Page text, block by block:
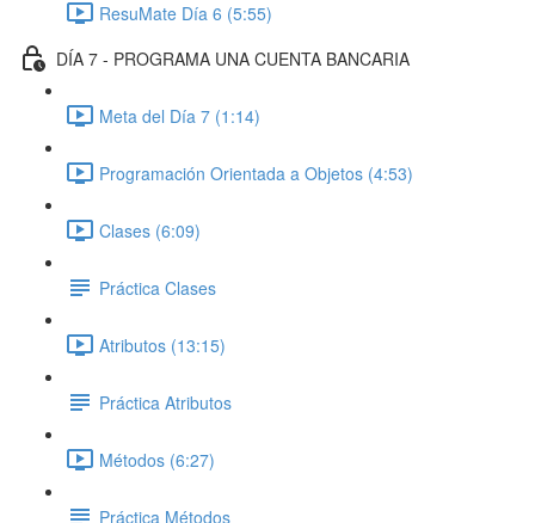
ResuMate Día 6 (5:55)
DÍA 7 - PROGRAMA UNA CUENTA BANCARIA
Meta del Día 7 (1:14)
Programación Orientada a Objetos (4:53)
Clases (6:09)
Práctica Clases
Atributos (13:15)
Práctica Atributos
Métodos (6:27)
Práctica Métodos